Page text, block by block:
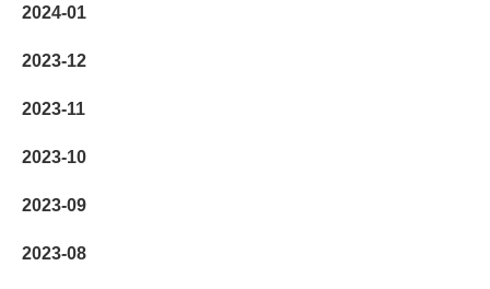
2024-01
2023-12
2023-11
2023-10
2023-09
2023-08